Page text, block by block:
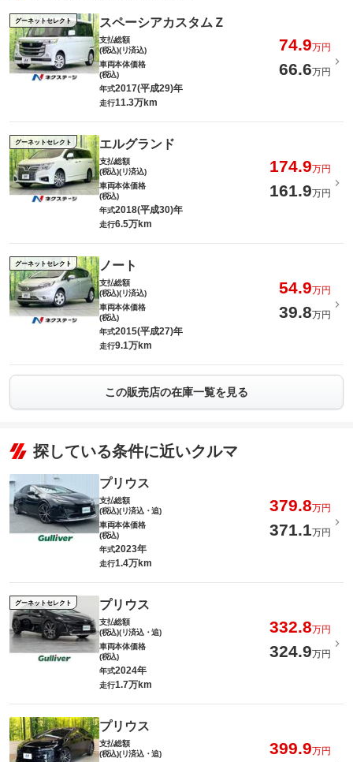
グーネットセレクト スペーシアカスタムＺ
支払総額
(税込)(リ済込)
74.9万円
車両本体価格
(税込)
66.6万円
年式2017(平成29)年
走行11.3万km
グーネットセレクト エルグランド
支払総額
(税込)(リ済込)
174.9万円
車両本体価格
(税込)
161.9万円
年式2018(平成30)年
走行6.5万km
グーネットセレクト ノート
支払総額
(税込)(リ済込)
54.9万円
車両本体価格
(税込)
39.8万円
年式2015(平成27)年
走行9.1万km
この販売店の在庫一覧を見る
探している条件に近いクルマ
プリウス
支払総額
(税込)(リ済込・追)
379.8万円
車両本体価格
(税込)
371.1万円
年式2023年
走行1.4万km
グーネットセレクト プリウス
支払総額
(税込)(リ済込・追)
332.8万円
車両本体価格
(税込)
324.9万円
年式2024年
走行1.7万km
プリウス
支払総額
(税込)(リ済込・追)
399.9万円